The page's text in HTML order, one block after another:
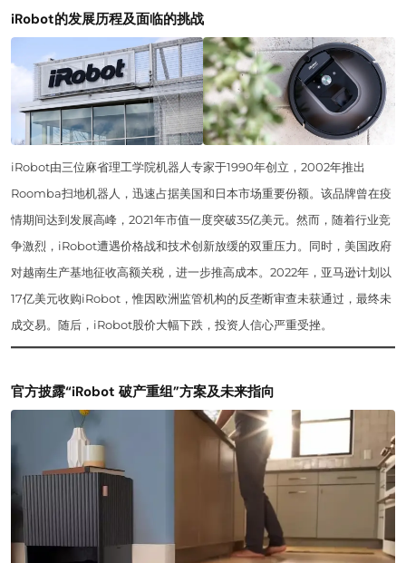
iRobot的发展历程及面临的挑战
iRobot由三位麻省理工学院机器人专家于1990年创立，2002年推出
Roomba扫地机器人，迅速占据美国和日本市场重要份额。该品牌曾在疫
情期间达到发展高峰，2021年市值一度突破35亿美元。然而，随着行业竞
争激烈，iRobot遭遇价格战和技术创新放缓的双重压力。同时，美国政府
对越南生产基地征收高额关税，进一步推高成本。2022年，亚马逊计划以
17亿美元收购iRobot，惟因欧洲监管机构的反垄断审查未获通过，最终未
成交易。随后，iRobot股价大幅下跌，投资人信心严重受挫。
官方披露“iRobot 破产重组”方案及未来指向